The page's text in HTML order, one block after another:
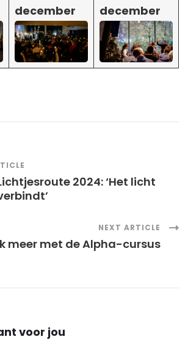
december
december
2024: ‘Het licht
NEXT ARTICLE
meer met de Alpha-cursus
voor jou